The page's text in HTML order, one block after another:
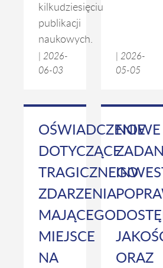
kilkudziesięciu
publikacji
naukowych.
2026-
06-03
2026-
05-05
OŚWIADCZENIE
DOTYCZĄCE
TRAGICZNEGO
ZDARZENIA
MAJĄCEGO
MIEJSCE
NA
NOWE
ORAZ